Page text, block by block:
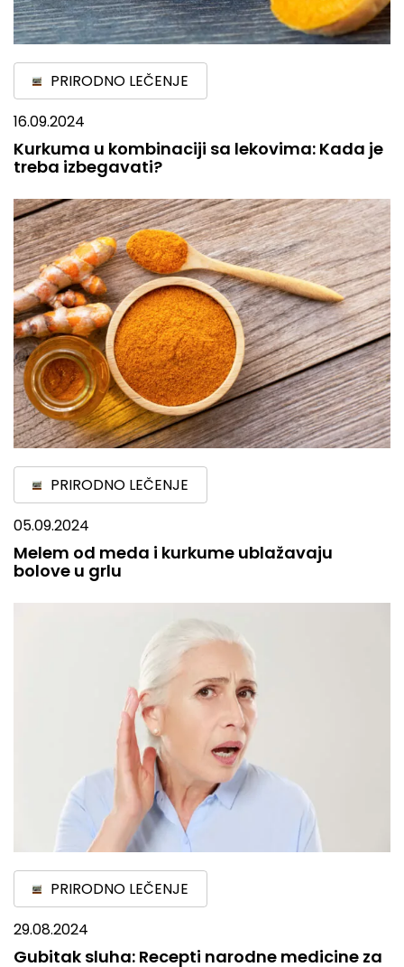
PRIRODNO LEČENJE
16.09.2024
Kurkuma u kombinaciji sa lekovima: Kada je
treba izbegavati?
PRIRODNO LEČENJE
05.09.2024
Melem od meda i kurkume ublažavaju
bolove u grlu
PRIRODNO LEČENJE
29.08.2024
Gubitak sluha: Recepti narodne medicine za